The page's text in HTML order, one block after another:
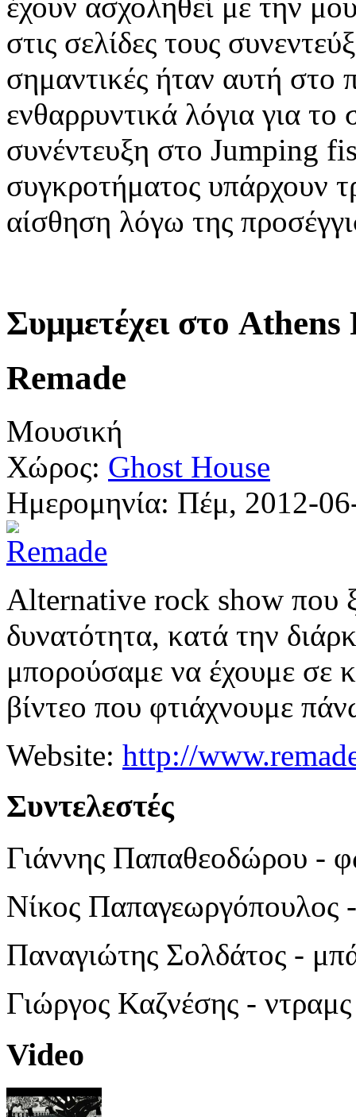
στις σελίδες τους
σημαντικές ήταν αυτή στο
ενθαρρυντικά λόγια για
συνέντευξη στο Jumping
συγκροτήματος υπάρχουν
αίσθηση λόγω της
Συμμετέχει στο
Remade
Μουσική
Χώρος: Ghost House
Ημερομηνία: Πέμ, 2012-
Alternative rock show που
δυνατότητα, κατά την
μπορούσαμε να έχουμε σε
βίντεο που φτιάχνουμε
Website: http://
Συντελεστές
Γιάννης Παπαθεοδώρου -
Νίκος Παπαγεωργόπουλος
Παναγιώτης Σολδάτος -
Γιώργος Καζνέσης -
Video